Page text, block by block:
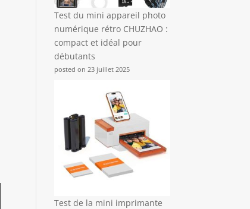
Test du mini appareil photo
numérique rétro CHUZHAO :
compact et idéal pour
débutants
posted on 23 juillet 2025
Test de la mini imprimante